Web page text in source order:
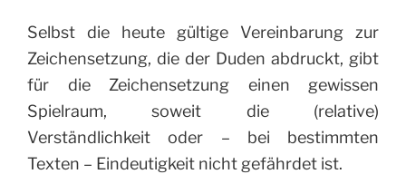
Selbst die heute gültige Vereinbarung zur
Zeichensetzung, die der Duden abdruckt, gibt
für die Zeichensetzung einen gewissen
Spielraum, soweit die (relative)
Verständlichkeit oder – bei bestimmten
Texten – Eindeutigkeit nicht gefährdet ist.